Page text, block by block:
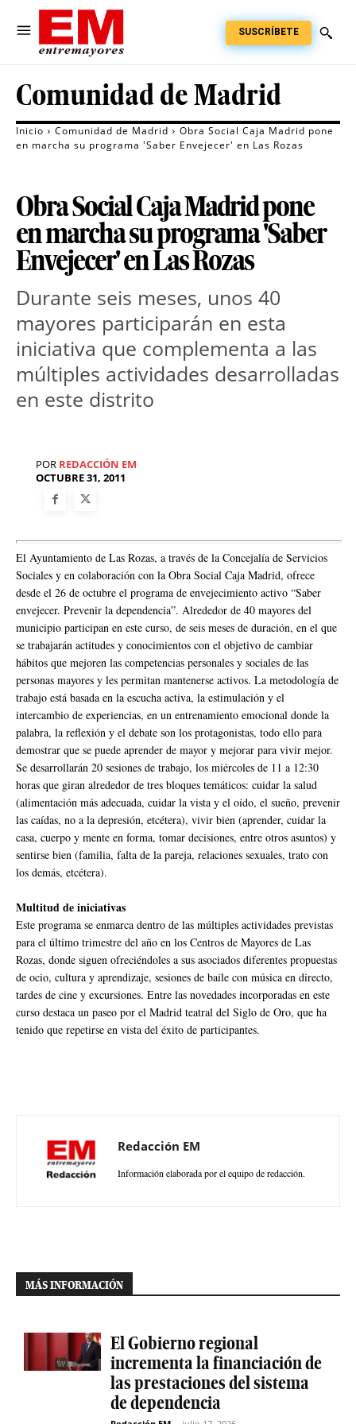
SUSCRÍBETE
Comunidad de Madrid
Inicio Comunidad de Madrid
Obra Social Caja Madrid pone
en marcha su programa 'Saber Envejecer' en Las Rozas
Obra Social Caja Madrid pone
en marcha su programa 'Saber
Envejecer' en Las Rozas
Durante seis meses, unos 40
mayores participarán en esta
iniciativa que complementa a las
múltiples actividades desarrolladas
en este distrito
POR REDACCIÓN EM
OCTUBRE 31, 2011
El Ayuntamiento de Las Rozas, a través de la Concejalía de Servicios
Sociales y en colaboración con la Obra Social Caja Madrid, ofrece
desde el 26 de octubre el programa de envejecimiento activo “Saber
envejecer. Prevenir la dependencia”. Alrededor de 40 mayores del
municipio participan en este curso, de seis meses de duración, en el que
se trabajarán actitudes y conocimientos con el objetivo de cambiar
hábitos que mejoren las competencias personales y sociales de las
personas mayores y les permitan mantenerse activos. La metodología de
trabajo está basada en la escucha activa, la estimulación y el
intercambio de experiencias, en un entrenamiento emocional donde la
palabra, la reflexión y el debate son los protagonistas, todo ello para
demostrar que se puede aprender de mayor y mejorar para vivir mejor.
Se desarrollarán 20 sesiones de trabajo, los miércoles de 11 a 12:30
horas que giran alrededor de tres bloques temáticos: cuidar la salud
(alimentación más adecuada, cuidar la vista y el oído, el sueño, prevenir
las caídas, no a la depresión, etcétera), vivir bien (aprender, cuidar la
casa, cuerpo y mente en forma, tomar decisiones, entre otros asuntos) y
sentirse bien (familia, falta de la pareja, relaciones sexuales, trato con
los demás, etcétera).
Multitud de iniciativas
Este programa se enmarca dentro de las múltiples actividades previstas
para el último trimestre del año en los Centros de Mayores de Las
Rozas, donde siguen ofreciéndoles a sus asociados diferentes propuestas
de ocio, cultura y aprendizaje, sesiones de baile con música en directo,
tardes de cine y excursiones. Entre las novedades incorporadas en este
curso destaca un paseo por el Madrid teatral del Siglo de Oro, que ha
tenido que repetirse en vista del éxito de participantes.
Redacción EM
Información elaborada por el equipo de redacción.
MÁS INFORMACIÓN
El Gobierno regional
incrementa la financiación de
las prestaciones del sistema
de dependencia